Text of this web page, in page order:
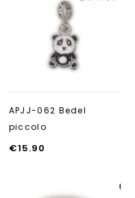
APJJ-062 Bedel
piccolo
€15.90